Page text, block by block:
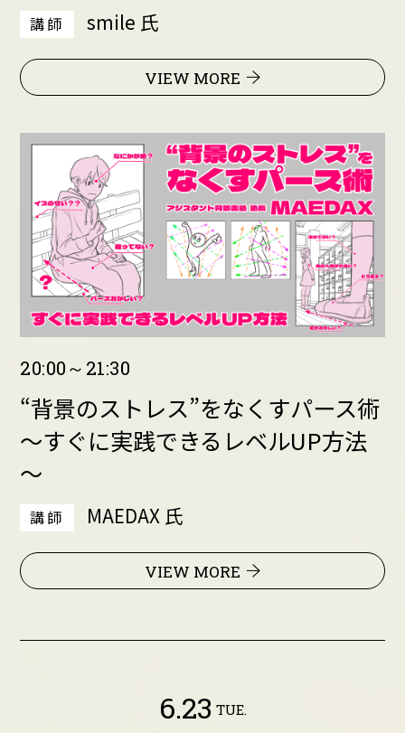
講師 smile 氏
VIEW MORE
20:00～21:30
“背景のストレス”をなくすパース術
～すぐに実践できるレベルUP方法
～
講師 MAEDAX 氏
VIEW MORE
6.23 TUE.